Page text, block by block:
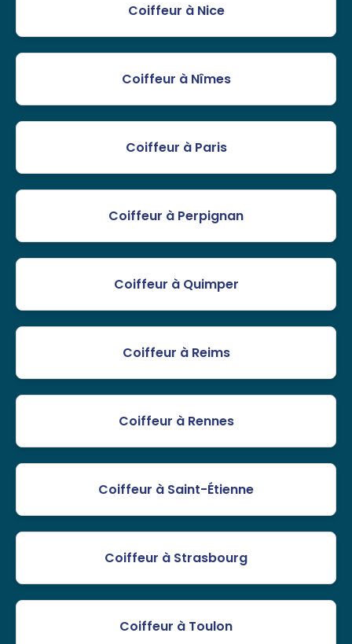
Coiffeur à Nice
Coiffeur à Nîmes
Coiffeur à Paris
Coiffeur à Perpignan
Coiffeur à Quimper
Coiffeur à Reims
Coiffeur à Rennes
Coiffeur à Saint-Étienne
Coiffeur à Strasbourg
Coiffeur à Toulon